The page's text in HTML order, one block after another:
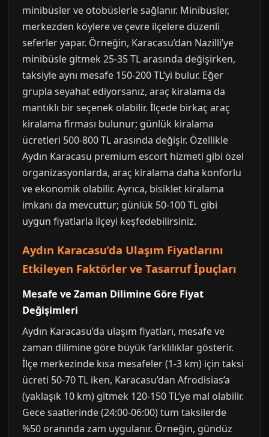
minibüsler ve otobüslerle sağlanır. Minibüsler,
merkezden köylere ve çevre ilçelere düzenli
seferler yapar. Örneğin, Karacasu’dan Nazilli’ye
minibüsle gitmek 25-35 TL arasında değişirken,
taksiyle aynı mesafe 150-200 TL’yi bulur. Eğer
grupla seyahat ediyorsanız, araç kiralama da
mantıklı bir seçenek olabilir. İlçede birkaç araç
kiralama firması bulunur; günlük kiralama
ücretleri 500-800 TL arasında değişir. Özellikle
Aydın Karacasu premium escort hizmeti gibi özel
organizasyonlarda, araç kiralama daha konforlu
ve ekonomik olabilir. Ayrıca, bisiklet kiralama
imkanı da mevcuttur; günlük 50-100 TL gibi
uygun fiyatlarla ilçeyi keşfedebilirsiniz.
Aydın Karacasu’da Ulaşım Fiyatlarını
Etkileyen Faktörler ve Tasarruf İpuçları
Mesafe ve Zaman Dilimine Göre Fiyat
Değişimleri
Aydın Karacasu’da ulaşım fiyatları, mesafe ve
zaman dilimine göre büyük farklılıklar gösterir.
İlçe merkezinde kısa mesafeler (1-3 km) için taksi
ücreti 50-70 TL iken, Karacasu’dan Afrodisias’a
(yaklaşık 10 km) gitmek 120-150 TL’ye mal olabilir.
Gece saatlerinde (24:00-06:00) tüm taksilerde
%50 oranında zam uygulanır. Örneğin, gündüz